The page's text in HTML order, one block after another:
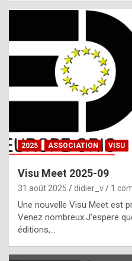
2025 ASSOCIATION VISU
Visu Meet 2025-09
31 août 2025 didier_v 1
Une nouvelle Visu Meet est
Venez nombreux.J’espere
éditions,…